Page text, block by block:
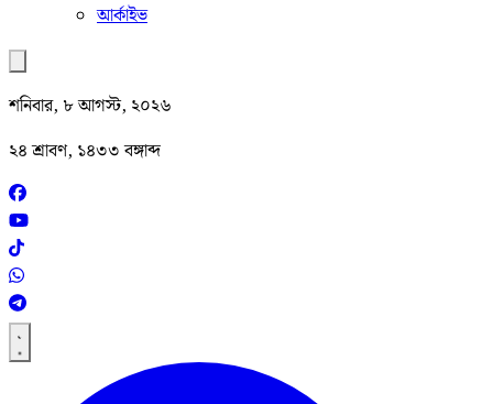
আর্কাইভ
শনিবার, ৮ আগস্ট, ২০২৬
২৪ শ্রাবণ, ১৪৩৩ বঙ্গাব্দ